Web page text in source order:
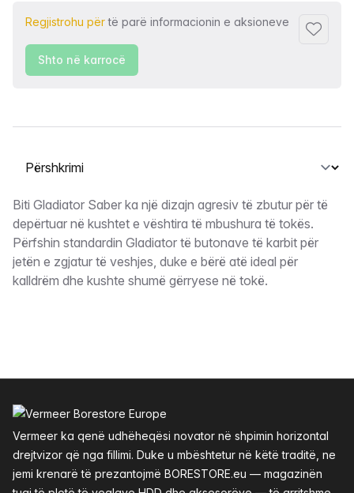
Regjistrohu përtë parë informacionin e aksioneve
Shto
Shto në karrocë
Zgjidh një skedë
Përshkrimi
Biti Gladiator Saber ka një dizajn agresiv të zbutur për të
depërtuar në kushtet e vështira të mbushura të tokës.
Përfshin standardin Gladiator të butonave të karbit për
jetën e zgjatur të veshjes, duke e bërë atë ideal për
kalldrëm dhe kushte shumë gërryese në tokë.
Vermeer ka qenë udhëheqësi novator në shpimin horizontal
drejtvizor që nga fillimi. Duke u mbështetur në këtë traditë, ne
jemi krenarë të prezantojmë BORESTORE.eu — magazinën